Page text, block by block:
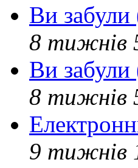
Ви забули
8 тижнів
Ви забули
8 тижнів
9 тижнів